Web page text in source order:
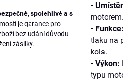
-
- Funkce:
tlaku na
kola.
- Výkon:
typu
spolehlivě a s
je garance pro
bez udání důvodu
zásilky.